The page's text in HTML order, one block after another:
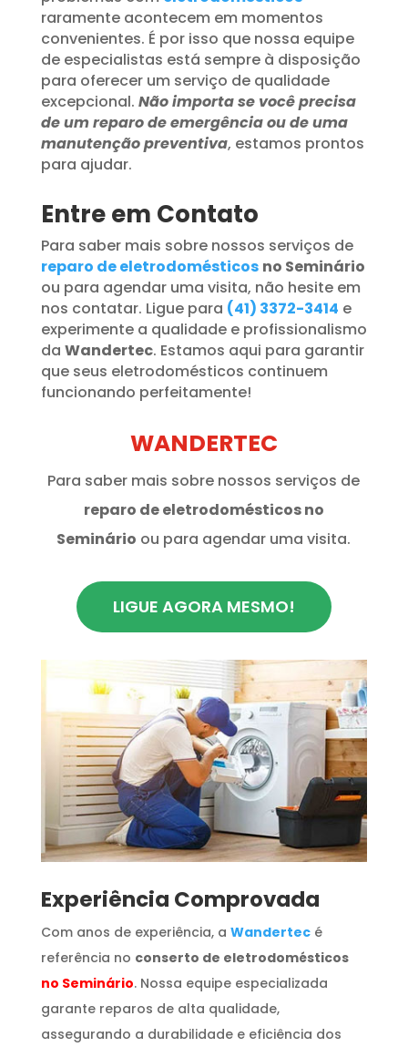
raramente acontecem em momentos
convenientes. É por isso que nossa equipe
de especialistas está sempre à disposição
para oferecer um serviço de qualidade
excepcional. Não importa se você precisa
de um reparo de emergência ou de uma
manutenção preventiva, estamos prontos
para ajudar.
Entre em Contato
Para saber mais sobre nossos serviços de
reparo de eletrodomésticos no Seminário
ou para agendar uma visita, não hesite em
nos contatar. Ligue para (41) 3372-3414 e
experimente a qualidade e profissionalismo
da Wandertec. Estamos aqui para garantir
que seus eletrodomésticos continuem
funcionando perfeitamente!
WANDERTEC
Para saber mais sobre nossos serviços de
reparo de eletrodomésticos no
Seminário ou para agendar uma visita.
LIGUE AGORA MESMO!
​Experiência Comprovada
Com anos de experiência, a Wandertecé
referência no conserto de eletrodomésticos
no Seminário. Nossa equipe especializada
garante reparos de alta qualidade,
assegurando a durabilidade e eficiência dos